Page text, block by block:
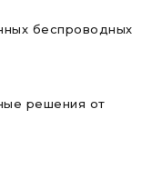
беспроводных
решения от